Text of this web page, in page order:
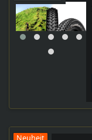
Neuheit